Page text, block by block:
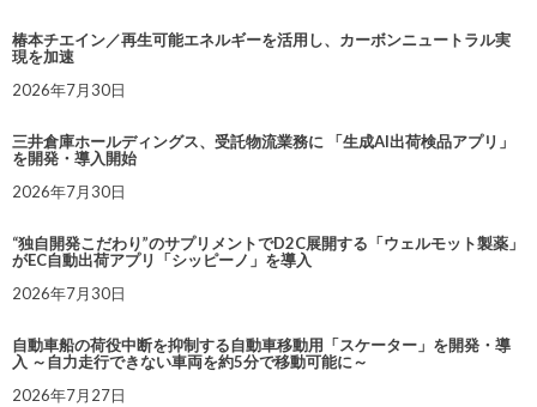
椿本チエイン／再生可能エネルギーを活用し、カーボンニュートラル実
現を加速
2026年7月30日
三井倉庫ホールディングス、受託物流業務に 「生成AI出荷検品アプリ」
を開発・導入開始
2026年7月30日
“独自開発こだわり”のサプリメントでD2C展開する「ウェルモット製薬」
がEC自動出荷アプリ「シッピーノ」を導入
2026年7月30日
自動車船の荷役中断を抑制する自動車移動用「スケーター」を開発・導
入 ～自力走行できない車両を約5分で移動可能に～
2026年7月27日